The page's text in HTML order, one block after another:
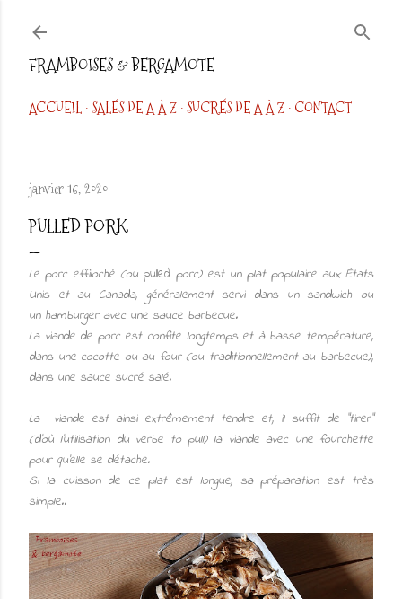
FRAMBOISES & BERGAMOTE
ACCUEIL SALÉS DE A À Z SUCRÉS DE A À Z CONTACT
janvier 16, 2020
PULLED PORK
Le porc effiloché (ou pulled porc) est un plat populaire aux États
Unis et au Canada, généralement servi dans un sandwich ou
un hamburger avec une sauce barbecue.
La viande de porc est confite longtemps et à basse température,
dans une cocotte ou au four (ou traditionnellement au barbecue),
dans une sauce sucré salé.
La viande est ainsi extrêmement tendre et, il suffit de "tirer"
(d'où l'utilisation du verbe to pull) la viande avec une fourchette
pour qu'elle se détache.
Si la cuisson de ce plat est longue, sa préparation est très
simple..